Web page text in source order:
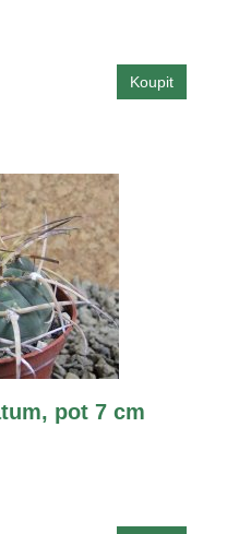
pot 7 cm